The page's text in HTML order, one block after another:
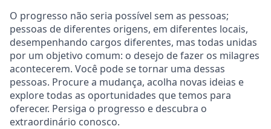
O progresso não seria possível sem as pessoas;
pessoas de diferentes origens, em diferentes locais,
desempenhando cargos diferentes, mas todas unidas
por um objetivo comum: o desejo de fazer os milagres
acontecerem. Você pode se tornar uma dessas
pessoas. Procure a mudança, acolha novas ideias e
explore todas as oportunidades que temos para
oferecer. Persiga o progresso e descubra o
extraordinário conosco.